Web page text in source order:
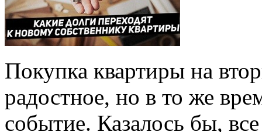
Покупка квартиры на
радостное, но в то же
событие. Казалось бы,